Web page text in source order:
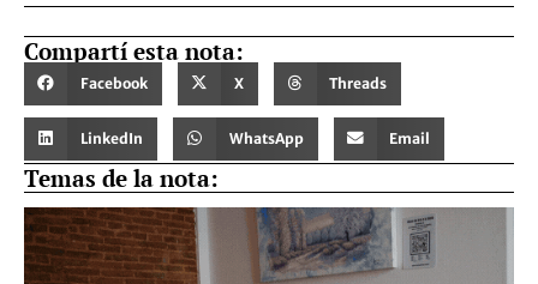
Compartí esta nota:
Facebook X Threads
LinkedIn WhatsApp Email
Temas de la nota: